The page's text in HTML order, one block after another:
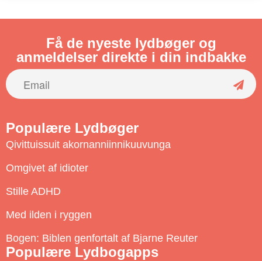
Få de nyeste lydbøger og
anmeldelser direkte i din indbakke
S
Populære Lydbøger
Qivittuissuit akornanniinnikuuvunga
Omgivet af idioter
Stille ADHD
Med ilden i ryggen
Bogen: Biblen genfortalt af Bjarne Reuter
Populære Lydbogapps